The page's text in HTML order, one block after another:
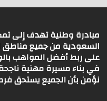
مبادرة وطنية تهدف إلى
السعودية من جميع مناطق
على ربط أفضل المواهب
في بناء مسيرة مهنية
نؤمن بأن الجميع يستحق